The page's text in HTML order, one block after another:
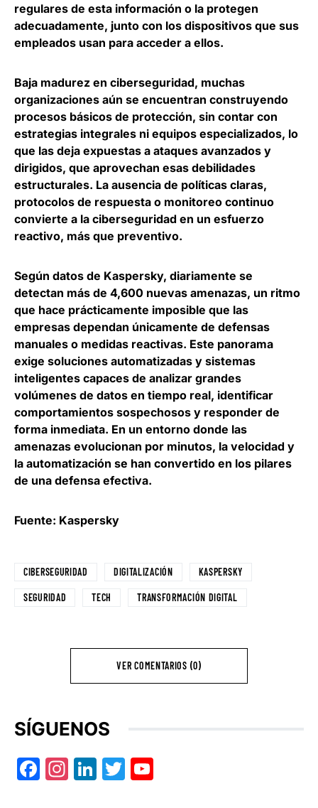
regulares de esta información o la protegen
adecuadamente, junto con los dispositivos que sus
empleados usan para acceder a ellos.
Baja madurez en ciberseguridad, muchas
organizaciones aún se encuentran construyendo
procesos básicos de protección, sin contar con
estrategias integrales ni equipos especializados, lo
que las deja expuestas a ataques avanzados y
dirigidos, que aprovechan esas debilidades
estructurales. La ausencia de políticas claras,
protocolos de respuesta o monitoreo continuo
convierte a la ciberseguridad en un esfuerzo
reactivo, más que preventivo.
Según datos de Kaspersky, diariamente se
detectan más de 4,600 nuevas amenazas, un ritmo
que hace prácticamente imposible que las
empresas dependan únicamente de defensas
manuales o medidas reactivas. Este panorama
exige soluciones automatizadas y sistemas
inteligentes capaces de analizar grandes
volúmenes de datos en tiempo real, identificar
comportamientos sospechosos y responder de
forma inmediata. En un entorno donde las
amenazas evolucionan por minutos, la velocidad y
la automatización se han convertido en los pilares
de una defensa efectiva.
Fuente: Kaspersky
CIBERSEGURIDAD DIGITALIZACIÓN KASPERSKY
SEGURIDAD TECH TRANSFORMACIÓN DIGITAL
VER COMENTARIOS (0)
SÍGUENOS
Facebook
Instagram
LinkedIn
Twitter